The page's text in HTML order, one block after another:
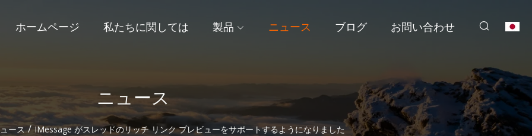
ホームページ 私たちに関しては 製品 ニュース ブログ お問い合わせ
ニュース
ース / IMessage がスレッドのリッチ リンク プレビューをサポートするようになりました